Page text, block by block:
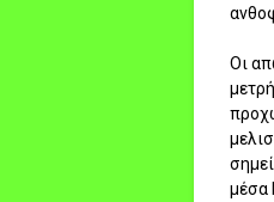
Οι
μέσα